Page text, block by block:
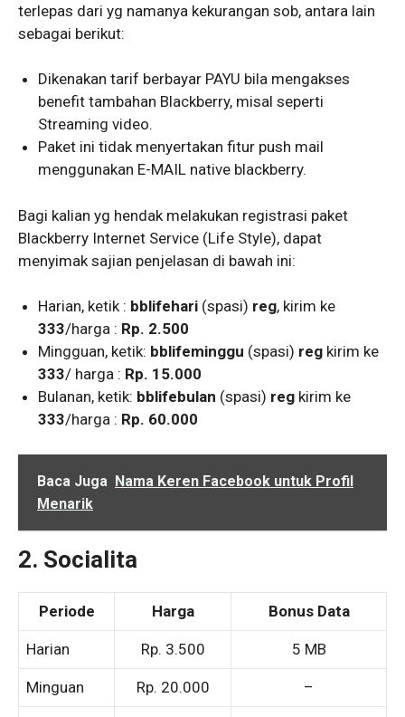
terlepas dari yg namanya kekurangan sob, antara lain
sebagai berikut:
Dikenakan tarif berbayar PAYU bila mengakses
benefit tambahan Blackberry, misal seperti
Streaming video.
Paket ini tidak menyertakan fitur push mail
menggunakan E-MAIL native blackberry.
Bagi kalian yg hendak melakukan registrasi paket
Blackberry Internet Service (Life Style), dapat
menyimak sajian penjelasan di bawah ini:
Harian, ketik : bblifehari (spasi) reg, kirim ke
333/harga : Rp. 2.500
Mingguan, ketik: bblifeminggu (spasi) reg kirim ke
333/ harga : Rp. 15.000
Bulanan, ketik: bblifebulan (spasi) reg kirim ke
333/harga : Rp. 60.000
Baca Juga Nama Keren Facebook untuk Profil
Menarik
2. Socialita
Periode Harga Bonus Data
Harian Rp. 3.500 5 MB
Minguan Rp. 20.000 –